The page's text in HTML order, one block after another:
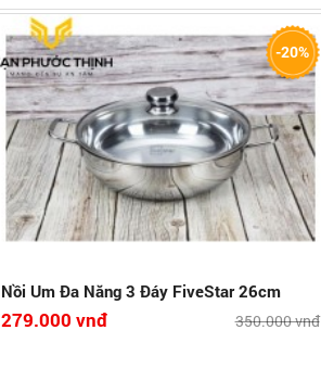
Nồi Um Đa Năng 3 Đáy FiveStar 26cm
350.000 vnđ
279.000 vnđ
-20%
- Chất liệu inox 304 sáng bền
-Đáy nồi 3 lớp
- Nắp bằng kính trong suốt
- Độ dày 0.548mm
Bảo hành:2 năm
Xuất xứ:Việt Nam
Xem chi tiết So sánh